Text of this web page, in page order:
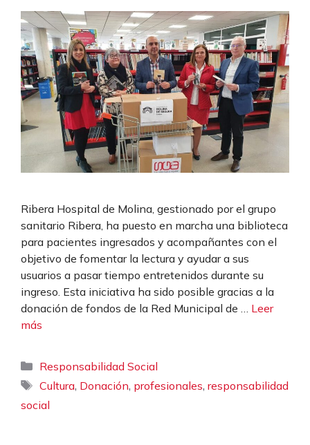
Ribera Hospital de Molina, gestionado por el grupo
sanitario Ribera, ha puesto en marcha una biblioteca
para pacientes ingresados y acompañantes con el
objetivo de fomentar la lectura y ayudar a sus
usuarios a pasar tiempo entretenidos durante su
ingreso. Esta iniciativa ha sido posible gracias a la
donación de fondos de la Red Municipal de … Leer
más
Categorías
Responsabilidad Social
Etiquetas
Cultura, Donación, profesionales,responsabilidad
social